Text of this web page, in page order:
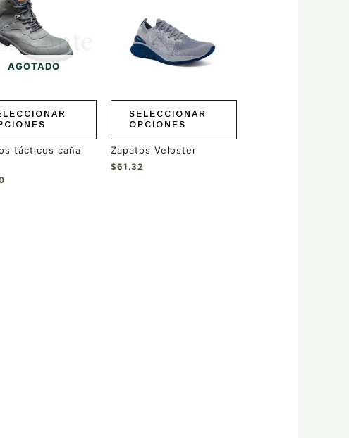
AGOTADO
tácticos caña
SELECCIONAR
OPCIONES
variantes.
opciones
en
página
de
producto
Zapatos Veloster
$61.32